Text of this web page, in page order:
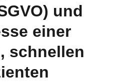
und
einer
schnellen